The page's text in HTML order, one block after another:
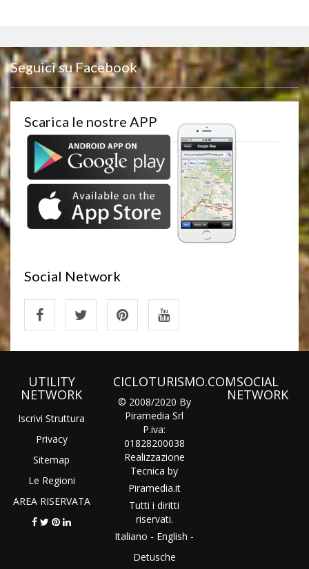
Seguici su Facebook
Scarica le nostre APP
Social Network
UTILITY
NETWORK
Iscrivi Struttura
Privacy
Sitemap
Le Regioni
AREA RISERVATA
CICLOTURISMO.COM
© 2008/2020 By
Piramedia Srl
P.iva:
01828200038
Realizzazione
Tecnica by
Piramedia.it
Tutti i diritti
riservati.
Italiano - English -
Detusche
SOCIAL
NETWORK